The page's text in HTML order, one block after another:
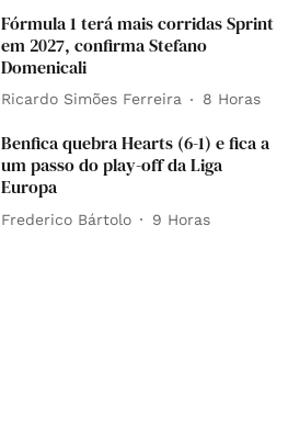
Fórmula 1 terá mais corridas Sprint
em 2027, confirma Stefano
Domenicali
Ricardo Simões Ferreira 8 Horas
Benfica quebra Hearts (6-1) e fica a
um passo do play-off da Liga
Europa
Frederico Bártolo 9 Horas